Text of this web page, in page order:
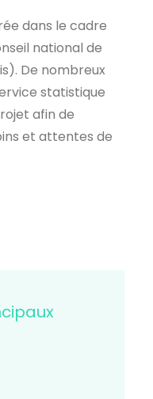
dans le cadre
national de
. De nombreux
statistique
afin de
et attentes de